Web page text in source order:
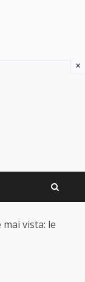
mai vista: le
×